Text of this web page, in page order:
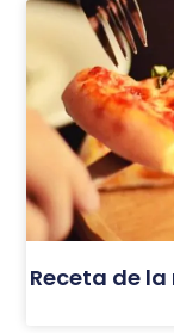
Receta de